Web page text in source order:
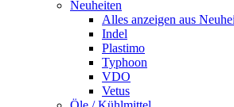
Neuheiten
Alles anzeigen aus
Indel
Plastimo
Typhoon
VDO
Vetus